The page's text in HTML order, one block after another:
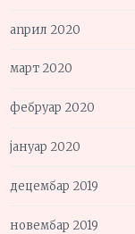
април 2020
март 2020
фебруар 2020
јануар 2020
децембар 2019
новембар 2019